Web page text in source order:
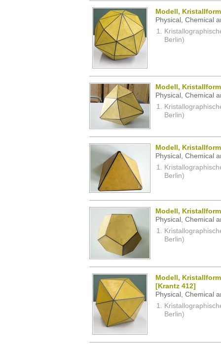
Modell,
Physical, Chemical
Berlin)
Modell,
Physical, Chemical
Berlin)
Modell,
Physical, Chemical
Berlin)
Modell,
Physical, Chemical
Berlin)
Modell,
[Krantz 412]
Physical, Chemical
Berlin)